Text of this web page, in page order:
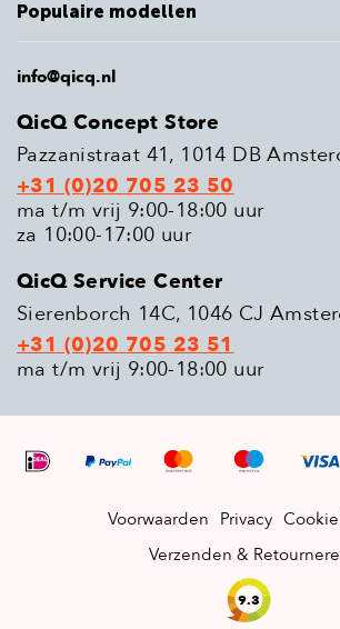
Populaire modellen
info@qicq.nl
QicQ Concept Store
Pazzanistraat 41, 1014 DB
+31 (0)20 705 23 50
ma t/m vrij 9:00-18:00 uur
za 10:00-17:00 uur
QicQ Service Center
Sierenborch 14C, 1046 CJ
+31 (0)20 705 23 51
ma t/m vrij 9:00-18:00 uur
Voorwaarden Privacy
Verzenden &
9.3